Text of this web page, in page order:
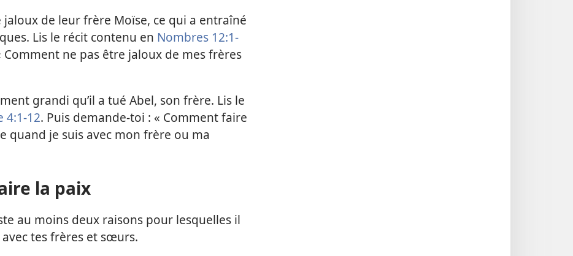
de leur frère Moïse, ce qui a entraîné
Lis le récit contenu en Nombres 12:1-
Comment ne pas être jaloux de mes frères
grandi qu’il a tué Abel, son frère. Lis le
4:1-12. Puis demande-toi : « Comment faire
quand je suis avec mon frère ou ma
la paix
au moins deux raisons pour lesquelles il
tes frères et sœurs.